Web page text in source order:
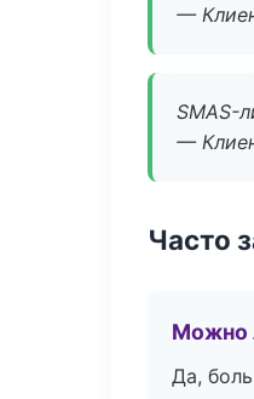
—
SMAS-
—
Часто
Можно
Да,